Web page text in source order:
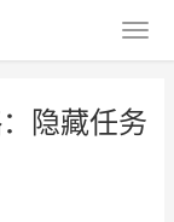
隐藏任务